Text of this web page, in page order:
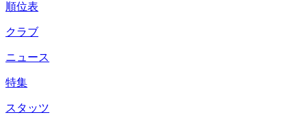
順位表
クラブ
ニュース
特集
スタッツ